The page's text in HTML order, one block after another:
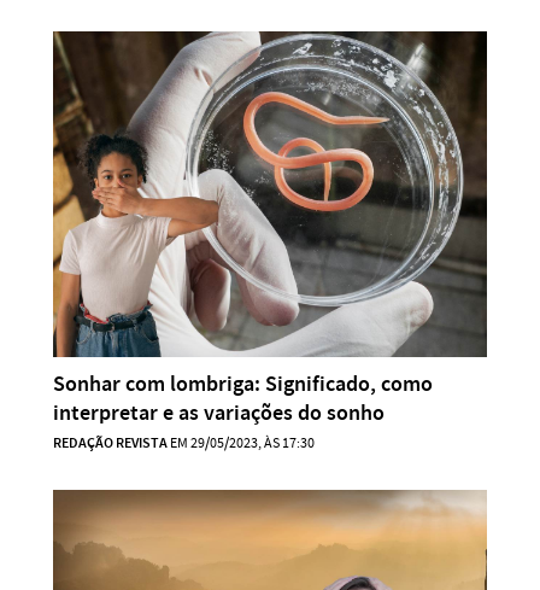
Sonhar com lombriga: Significado, como
interpretar e as variações do sonho
REDAÇÃO REVISTAEM 29/05/2023, ÀS 17:30